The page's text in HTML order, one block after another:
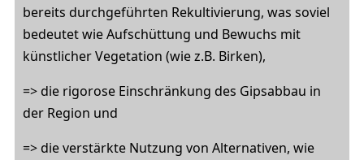
bereits durchgeführten Rekultivierung, was soviel
bedeutet wie Aufschüttung und Bewuchs mit
künstlicher Vegetation (wie z.B. Birken),
=> die rigorose Einschränkung des Gipsabbau in
der Region und
=> die verstärkte Nutzung von Alternativen, wie